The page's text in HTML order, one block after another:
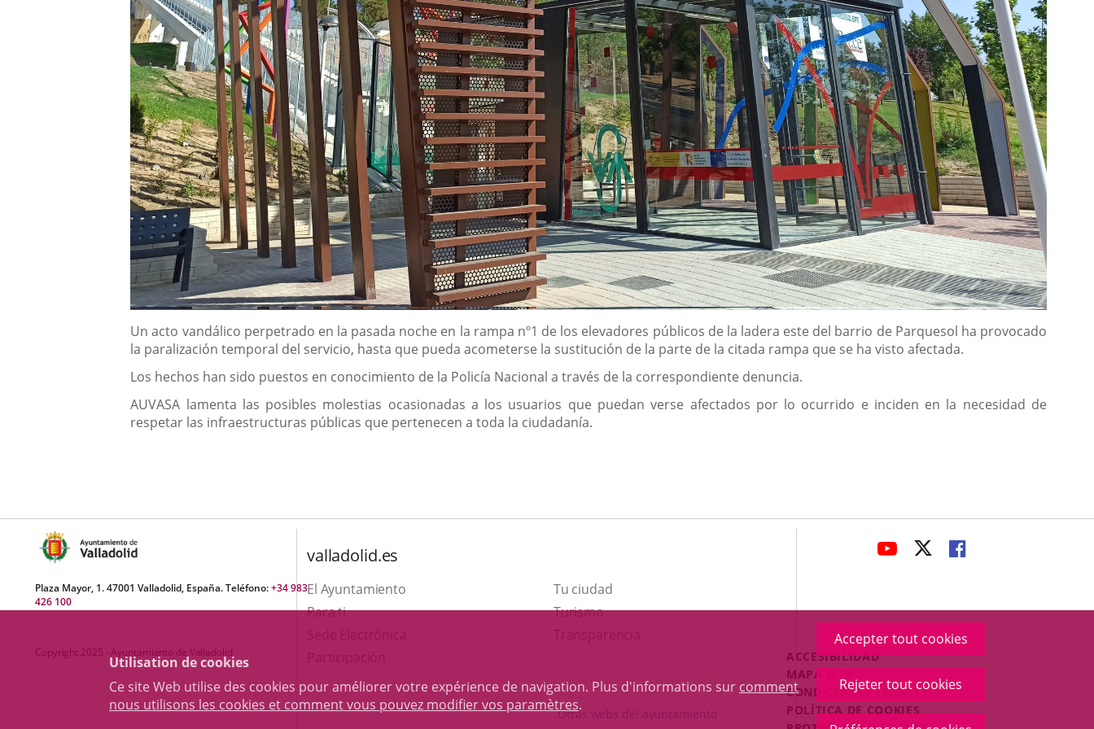
Utilisation de cookies
Ce site Web utilise des cookies pour améliorer votre expérience de navigation. Plus d'informations sur comment
nous utilisons les cookies et comment vous pouvez modifier vos paramètres.
Accepter tout cookies
Rejeter tout cookies
Descripción
Un acto vandálico perpetrado en la pasada noche en la rampa nº1 de los elevadores públicos de la ladera este del barrio de Parquesol ha provocado
la paralización temporal del servicio, hasta que pueda acometerse la sustitución de la parte de la citada rampa que se ha visto afectada.
Los hechos han sido puestos en conocimiento de la Policía Nacional a través de la correspondiente denuncia.
AUVASA lamenta las posibles molestias ocasionadas a los usuarios que puedan verse afectados por lo ocurrido e inciden en la necesidad de
respetar las infraestructuras públicas que pertenecen a toda la ciudadanía.
Plaza Mayor, 1. 47001 Valladolid, España. Teléfono:+34 983
426 100
Copyright 2025 - Ayuntamiento de Valladolid
valladolid.es
El Ayuntamiento
Tu ciudad
Para ti
TurismoEste
abrirá
una
aplicación
Otras webs del ayuntamiento
ENLACE
APLICACIÓN
EXTERNA.
ENLACE
APLICACIÓN
EXTERNA.
ENLACE
APLICACIÓN
EXTERNA.
Menú
Legal
Footer
ACCESIBILIDAD
MAPA WEB
CONDICIONES LEGALES
POLÍTICA DE COOKIES